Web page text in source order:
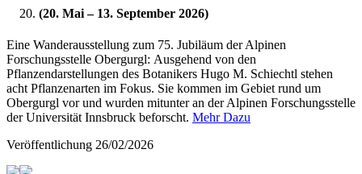
(20. Mai – 13. September 2026)
Eine Wanderausstellung zum 75. Jubiläum der Alpinen
Forschungsstelle Obergurgl: Ausgehend von den
Pflanzendarstellungen des Botanikers Hugo M. Schiechtl stehen
acht Pflanzenarten im Fokus. Sie kommen im Gebiet rund um
Obergurgl vor und wurden mitunter an der Alpinen Forschungsstelle
der Universität Innsbruck beforscht. Mehr Dazu
Veröffentlichung 26/02/2026